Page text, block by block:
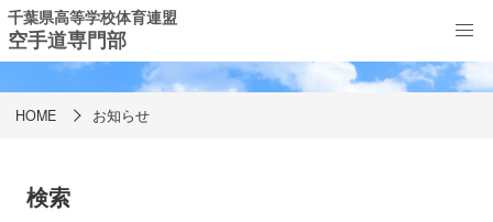
千葉県高等学校体育連盟
空手道専門部
お知らせ
HOME お知らせ
検索